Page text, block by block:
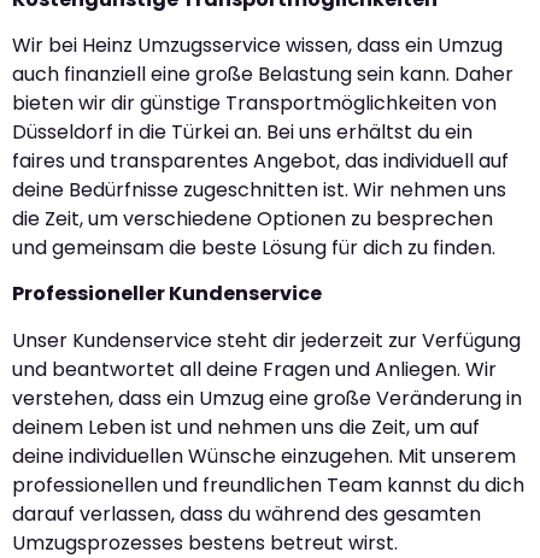
Wir bei Heinz Umzugsservice wissen, dass ein Umzug
auch finanziell eine große Belastung sein kann. Daher
bieten wir dir günstige Transportmöglichkeiten von
Düsseldorf in die Türkei an. Bei uns erhältst du ein
faires und transparentes Angebot, das individuell auf
deine Bedürfnisse zugeschnitten ist. Wir nehmen uns
die Zeit, um verschiedene Optionen zu besprechen
und gemeinsam die beste Lösung für dich zu finden.
Professioneller Kundenservice
Unser Kundenservice steht dir jederzeit zur Verfügung
und beantwortet all deine Fragen und Anliegen. Wir
verstehen, dass ein Umzug eine große Veränderung in
deinem Leben ist und nehmen uns die Zeit, um auf
deine individuellen Wünsche einzugehen. Mit unserem
professionellen und freundlichen Team kannst du dich
darauf verlassen, dass du während des gesamten
Umzugsprozesses bestens betreut wirst.